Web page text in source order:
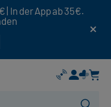
| In der App ab 35€.